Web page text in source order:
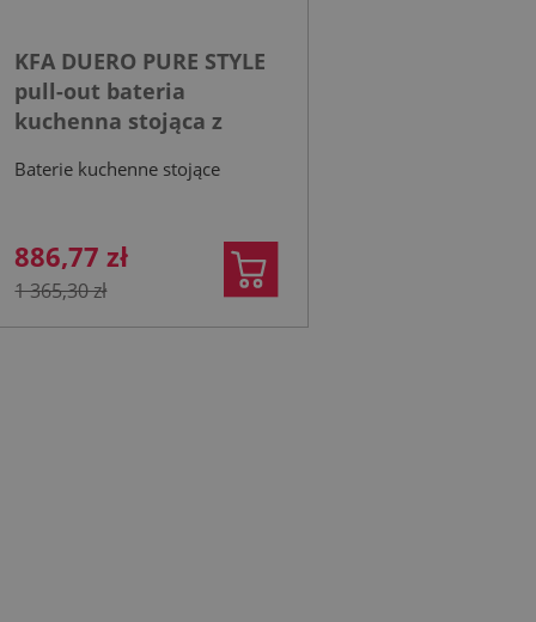
KFA DUERO PURE STYLE
pull-out bateria
kuchenna stojąca z
metal grey
Baterie kuchenne stojące
886,77 zł
1 365,30 zł